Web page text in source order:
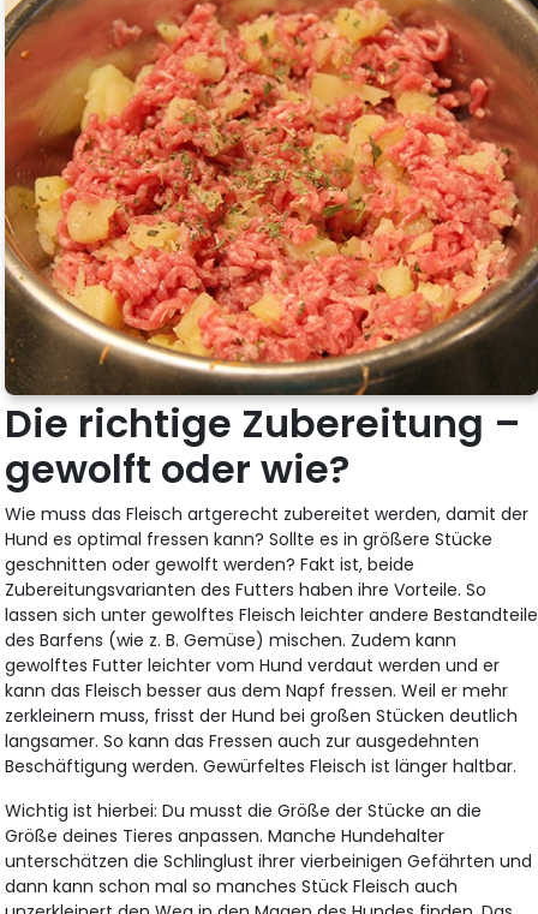
Die richtige Zubereitung –
gewolft oder wie?
Wie muss das Fleisch artgerecht zubereitet werden, damit der
Hund es optimal fressen kann? Sollte es in größere Stücke
geschnitten oder gewolft werden? Fakt ist, beide
Zubereitungsvarianten des Futters haben ihre Vorteile. So
lassen sich unter gewolftes Fleisch leichter andere Bestandteile
des Barfens (wie z. B. Gemüse) mischen. Zudem kann
gewolftes Futter leichter vom Hund verdaut werden und er
kann das Fleisch besser aus dem Napf fressen. Weil er mehr
zerkleinern muss, frisst der Hund bei großen Stücken deutlich
langsamer. So kann das Fressen auch zur ausgedehnten
Beschäftigung werden. Gewürfeltes Fleisch ist länger haltbar.
Wichtig ist hierbei: Du musst die Größe der Stücke an die
Größe deines Tieres anpassen. Manche Hundehalter
unterschätzen die Schlinglust ihrer vierbeinigen Gefährten und
dann kann schon mal so manches Stück Fleisch auch